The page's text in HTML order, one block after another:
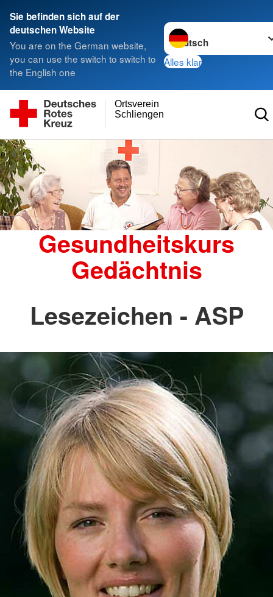
Sie befinden sich auf der
deutschen Website
You are on the German website,
you can use the switch to switch to
the English one
Sprache wechseln zu
Alles klar
Schliengen
Ortsverein
Gesundheitskurs
Gedächtnis
Lesezeichen - ASP